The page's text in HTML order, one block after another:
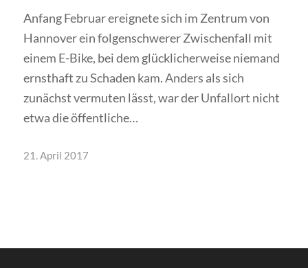
Anfang Februar ereignete sich im Zentrum von
Hannover ein folgenschwerer Zwischenfall mit
einem E-Bike, bei dem glücklicherweise niemand
ernsthaft zu Schaden kam. Anders als sich
zunächst vermuten lässt, war der Unfallort nicht
etwa die öffentliche…
21. April 2017